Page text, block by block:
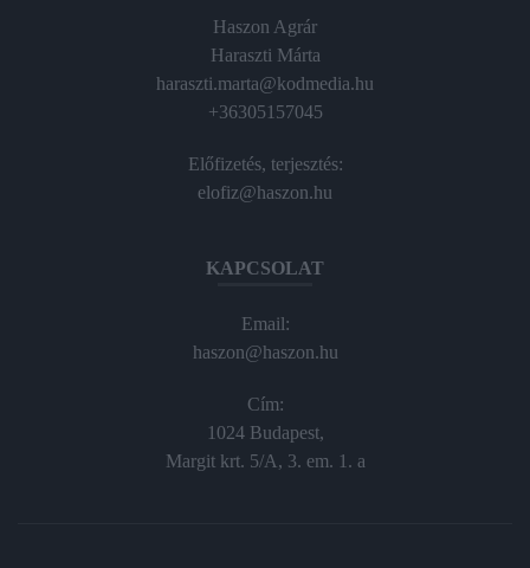
Haszon Agrár
Haraszti Márta
haraszti.marta@kodmedia.hu
+36305157045
Előfizetés, terjesztés:
elofiz@haszon.hu
KAPCSOLAT
Email:
haszon@haszon.hu
Cím:
1024 Budapest,
Margit krt. 5/A, 3. em. 1. a